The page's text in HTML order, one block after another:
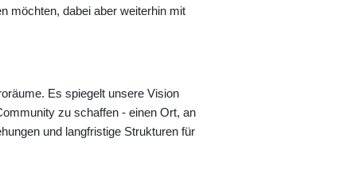
möchten, dabei aber weiterhin mit
Es spiegelt unsere Vision
zu schaffen - einen Ort, an
und langfristige Strukturen für